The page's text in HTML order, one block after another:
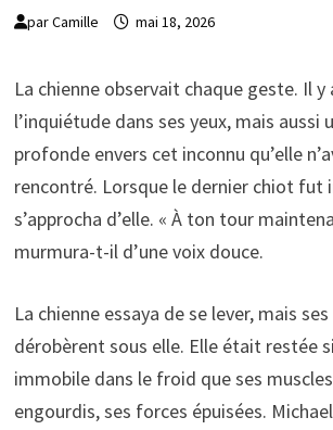
parCamille mai 18, 2026
La chienne observait chaque geste. Il y
l’inquiétude dans ses yeux, mais aussi
profonde envers cet inconnu qu’elle
rencontré. Lorsque le dernier chiot fut
s’approcha d’elle. « À ton tour
murmura-t-il d’une voix douce.
La chienne essaya de se lever, mais
dérobèrent sous elle. Elle était restée
immobile dans le froid que ses
engourdis, ses forces épuisées.